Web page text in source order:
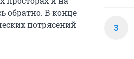
обратно. В конце
потрясений
3